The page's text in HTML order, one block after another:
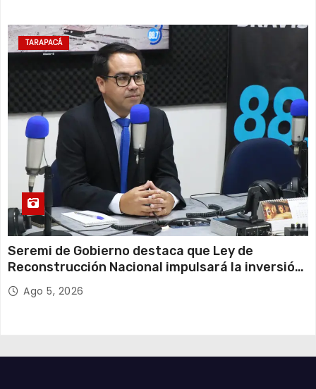
TARAPACÁ
Seremi de Gobierno destaca que Ley de
Reconstrucción Nacional impulsará la inversión
y el empleo en Tarapacá
Ago 5, 2026